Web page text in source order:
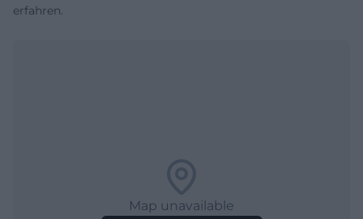
erfahren.
Map unavailable